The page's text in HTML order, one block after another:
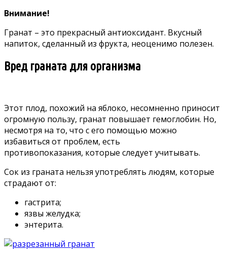
Внимание!
Гранат – это прекрасный антиоксидант. Вкусный
напиток, сделанный из фрукта, неоценимо полезен.
Вред граната для организма
Этот плод, похожий на яблоко, несомненно приносит
огромную пользу, гранат повышает гемоглобин. Но,
несмотря на то, что с его помощью можно
избавиться от проблем, есть
противопоказания, которые следует учитывать.
Сок из граната нельзя употреблять людям, которые
страдают от:
гастрита;
язвы желудка;
энтерита.